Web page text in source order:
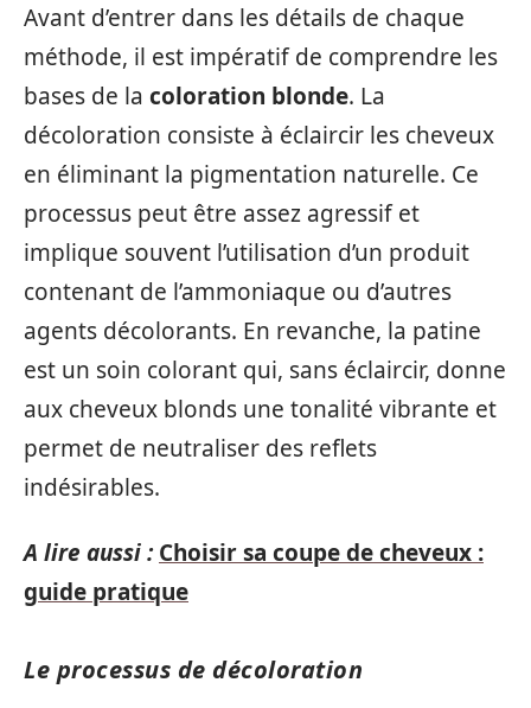
Avant d’entrer dans les détails de chaque
méthode, il est impératif de comprendre les
bases de la coloration blonde. La
décoloration consiste à éclaircir les cheveux
en éliminant la pigmentation naturelle. Ce
processus peut être assez agressif et
implique souvent l’utilisation d’un produit
contenant de l’ammoniaque ou d’autres
agents décolorants. En revanche, la patine
est un soin colorant qui, sans éclaircir, donne
aux cheveux blonds une tonalité vibrante et
permet de neutraliser des reflets
indésirables.
A lire aussi : Choisir sa coupe de cheveux :
guide pratique
Le processus de décoloration